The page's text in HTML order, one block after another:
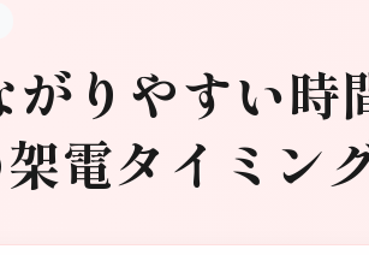
りやすい時
電タイミン